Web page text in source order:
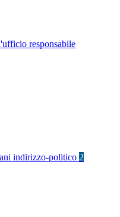
responsabile
indirizzo-politico 2